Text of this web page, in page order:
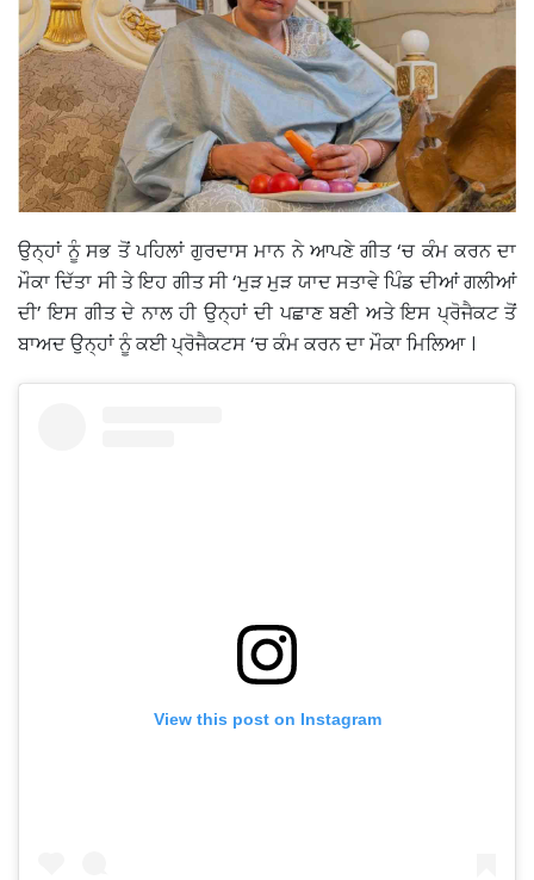
ਉਨ੍ਹਾਂ ਨੂੰ ਸਭ ਤੋਂ ਪਹਿਲਾਂ ਗੁਰਦਾਸ ਮਾਨ ਨੇ ਆਪਣੇ ਗੀਤ ‘ਚ ਕੰਮ ਕਰਨ ਦਾ
ਮੌਕਾ ਦਿੱਤਾ ਸੀ ਤੇ ਇਹ ਗੀਤ ਸੀ ‘ਮੁੜ ਮੁੜ ਯਾਦ ਸਤਾਵੇ ਪਿੰਡ ਦੀਆਂ ਗਲੀਆਂ
ਦੀ’ ਇਸ ਗੀਤ ਦੇ ਨਾਲ ਹੀ ਉਨ੍ਹਾਂ ਦੀ ਪਛਾਣ ਬਣੀ ਅਤੇ ਇਸ ਪ੍ਰੋਜੈਕਟ ਤੋਂ
ਬਾਅਦ ਉਨ੍ਹਾਂ ਨੂੰ ਕਈ ਪ੍ਰੋਜੈਕਟਸ ‘ਚ ਕੰਮ ਕਰਨ ਦਾ ਮੌਕਾ ਮਿਲਿਆ ।
View this post on Instagram